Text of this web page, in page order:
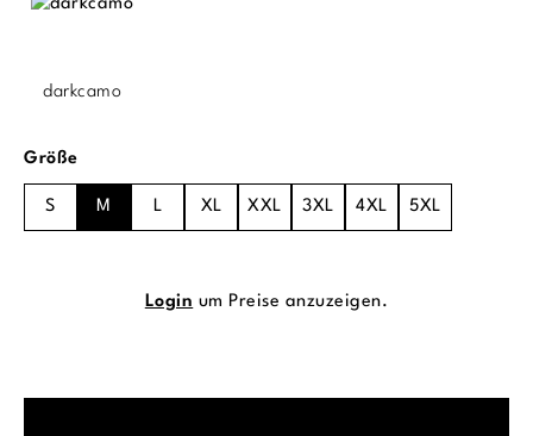
darkcamo
Größeauswählen
S M L XL XXL 3XL 4XL 5XL
Login um Preise anzuzeigen.